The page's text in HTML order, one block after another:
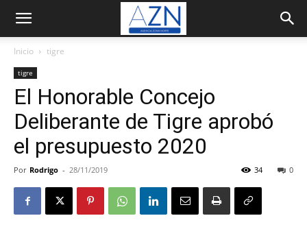
Inicio tigre
tigre
El Honorable Concejo
Deliberante de Tigre aprobó
el presupuesto 2020
Por Rodrigo - 28/11/2019 0
34